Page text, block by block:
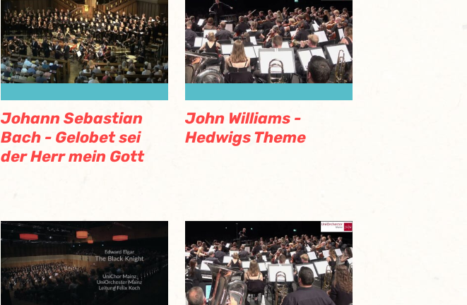
Johann Sebastian
Bach - Gelobet sei
der Herr mein Gott
John Williams -
Hedwigs Theme